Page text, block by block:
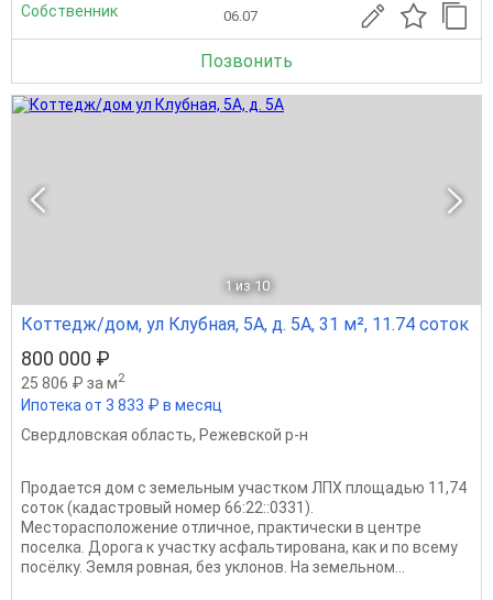
Собственник 06.07
Позвонить
1 из 10
Коттедж/дом, ул Клубная, 5А, д. 5А, 31 м², 11.74 соток
800 000 ₽
25 806 ₽ за м2
Ипотека от 3 833 ₽ в месяц
Свердловская область, Режевской р-н
Продается дом с земельным участком ЛПХ площадью 11,74
соток (кадастровый номер 66:22::0331).
Месторасположение отличное, практически в центре
поселка. Дорога к участку асфальтирована, как и по всему
посёлку. Земля ровная, без уклонов. На земельном...